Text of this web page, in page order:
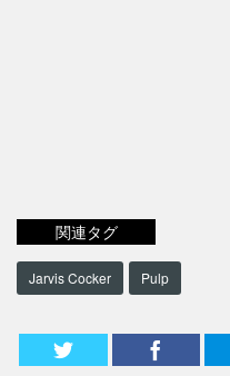
関連タグ
Jarvis Cocker Pulp